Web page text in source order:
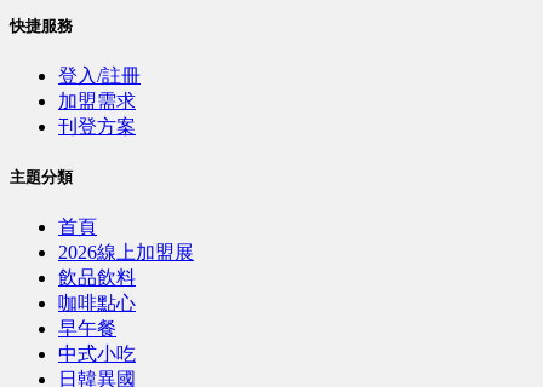
快捷服務
登入/註冊
加盟需求
刊登方案
主題分類
首頁
2026線上加盟展
飲品飲料
咖啡點心
早午餐
中式小吃
日韓異國